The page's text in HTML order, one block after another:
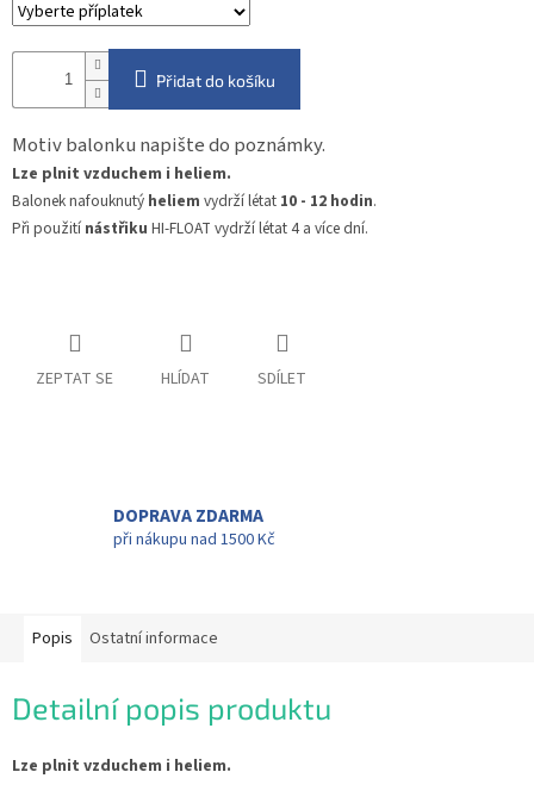
Přidat do košíku
Motiv balonku napište do poznámky.
Lze plnit vzduchem i heliem.
Balonek nafouknutý heliem vydrží létat 10 - 12 hodin.
Při použití nástřiku HI-FLOAT vydrží létat 4 a více dní.
ZEPTAT SE HLÍDAT SDÍLET
DOPRAVA ZDARMA
při nákupu nad 1500 Kč
Popis Ostatní informace
Detailní popis produktu
Lze plnit vzduchem i heliem.